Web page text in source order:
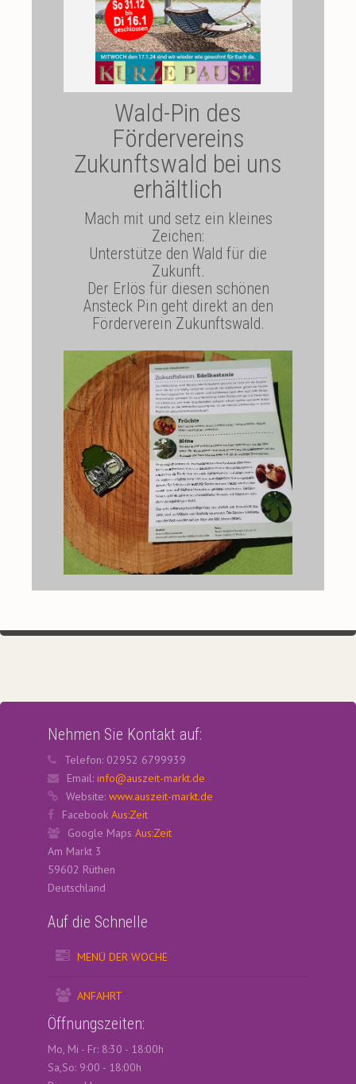
Wald-Pin des
Fördervereins
Zukunftswald bei uns
erhältlich
Mach mit und setz ein kleines
Zeichen:
Unterstütze den Wald für die
Zukunft.
Der Erlös für diesen schönen
Ansteck Pin geht direkt an den
Förderverein Zukunftswald.
Nehmen Sie Kontakt auf:
Telefon: 02952 6799939
Email: info@auszeit-markt.de
Website: www.auszeit-markt.de
Facebook Aus:Zeit
Google Maps Aus:Zeit
Am Markt 3
59602 Rüthen
Deutschland
Auf die Schnelle
MENÜ DER WOCHE
ANFAHRT
Öffnungszeiten:
Mo, Mi - Fr: 8:30 - 18:00h
Sa,So: 9:00 - 18:00h